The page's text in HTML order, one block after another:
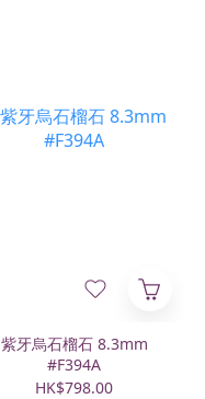
紫牙烏石榴石 8.3mm
#F394A
HK$798.00